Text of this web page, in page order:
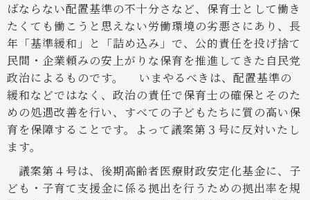
ばならない配置基準の不十分さなど、保育士として働き
たくても働こうと思えない労働環境の劣悪さにあり、長
年「基準緩和」と「詰め込み」で、公的責任を投げ捨て
民間・企業頼みの安上がりな保育を推進してきた自民党
政治によるものです。
いまやるべきは、配置基準の
緩和などではなく、政治の責任で保育士の確保とそのた
めの処遇改善を行い、すべての子どもたちに質の高い保
育を保障することです。よって議案第３号に反対いたし
ます。
議案第４号は、後期高齢者医療財政安定化基金に、子
ども・子育て支援金に係る拠出を行うための拠出率を規